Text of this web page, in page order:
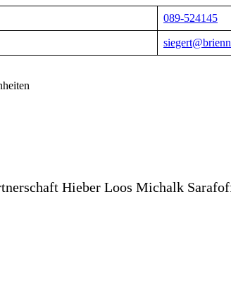
089-524145
Hieber Loos Michalk